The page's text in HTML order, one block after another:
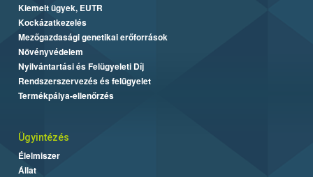
Kiemelt ügyek, EUTR
Kockázatkezelés
Mezőgazdasági genetikai erőforrások
Növényvédelem
Nyilvántartási és Felügyeleti Díj
Rendszerszervezés és felügyelet
Termékpálya-ellenőrzés
Ügyintézés
Élelmiszer
Állat